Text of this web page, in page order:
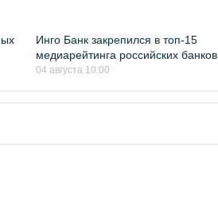
Инго Банк закрепился в топ-15
медиарейтинга российских банков
04 августа 10:00